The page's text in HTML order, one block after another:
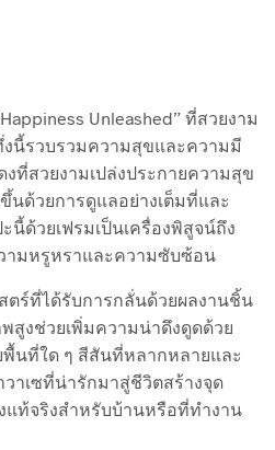
Unleashed” ที่สวยงาม
นี้รวบรวมความสุขและความมี
งที่สวยงามเปล่งประกายความสุข
ด้วยการดูแลอย่างเต็มที่และ
นี้ด้วยเฟรมเป็นเครื่องพิสูจน์ถึง
ามหรูหราและความซับซ้อน
ร์ที่ได้รับการกลั่นด้วยผลงานชิ้น
สูงช่วยเพิ่มความน่าดึงดูดด้วย
นที่ใด ๆ สีสันที่หลากหลายและ
เซที่น่ารักมาสู่ชีวิตสร้างจุด
ท้จริงสำหรับบ้านหรือที่ทำงาน